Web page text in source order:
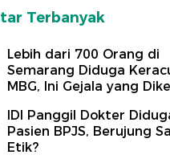
Terbanyak
Lebih dari 700 Orang di
Semarang Diduga
MBG, Ini Gejala yang
IDI Panggil Dokter
Pasien BPJS, Berujung
Etik?